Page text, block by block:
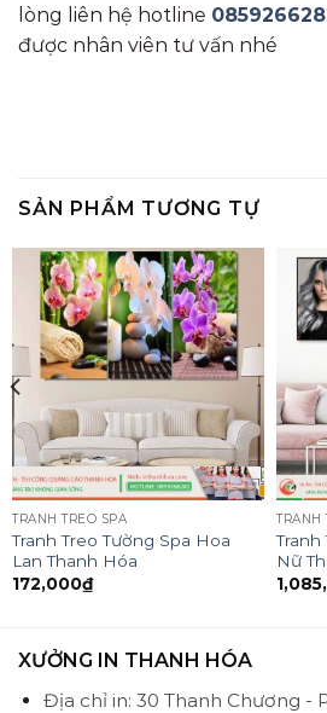
lòng liên hệ hotline
được nhân viên tư vấn nhé
SẢN PHẨM TƯƠNG TỰ
TRANH TREO SPA
Tranh Treo Tường Spa Hoa
Lan Thanh Hóa
172,000₫
TRANH
Nữ
XƯỞNG IN THANH HÓA
Địa chỉ in: 30 Thanh Chương -